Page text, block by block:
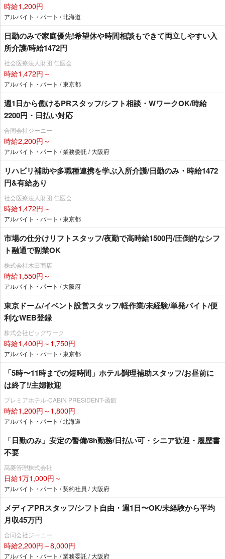
時給1,200円
アルバイト・パート / 北海道
日勤のみで家庭優先!希望休や時間相談もできて両立しやすい入
所介護/時給1472円
社会医療法人財団 仁医会
時給1,472円～
アルバイト・パート / 東京都
週1日から働けるPRスタッフ/シフト相談・WワークOK/時給
2200円・日払い対応
合同会社ジーニー
時給2,200円～
アルバイト・パート / 業務委託 / 大阪府
リハビリ補助や多職種連携を学ぶ入所介護/日勤のみ・時給1472
円&有給あり
社会医療法人財団 仁医会
時給1,472円～
アルバイト・パート / 東京都
市場の仕分けリフトスタッフ/夜勤で高時給1500円/圧倒的なシフ
ト融通で副業OK
株式会社木田商店
時給1,550円～
アルバイト・パート / 大阪府
東京ドーム/イベント設営スタッフ/軽作業/未経験/単発バイト/便
利なWEB登録
株式会社ビッグワーク
時給1,400円～1,750円
アルバイト・パート / 東京都
「5時〜11時までの短時間」ホテル調理補助スタッフ/お昼前に
は終了!/主婦歓迎
プレミアホテル-CABIN PRESIDENT-函館
時給1,200円～1,800円
アルバイト・パート / 北海道
「日勤のみ」安定の警備/8h勤務/日払い可・シニア歓迎・履歴書
不要
髙菱管理株式会社
日給1万1,000円～
アルバイト・パート / 契約社員 / 大阪府
メディアPRスタッフ/シフト自由・週1日〜OK/未経験から平均
月収45万円
合同会社ジーニー
時給2,200円～8,000円
アルバイト・パート / 業務委託 / 大阪府